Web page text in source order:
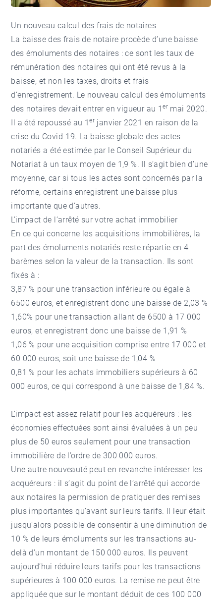
Un nouveau calcul des frais de notaires
La baisse des frais de notaire procède d’une baisse
desémoluments des notaires : ce sont les taux de
rémunération des notaires qui ont été revus à la
baisse, et non les taxes, droits et frais
d’enregistrement. Le nouveau calcul des émoluments
des notaires devait entrer en vigueur au 1er mai 2020.
Il a été repoussé au 1er janvier 2021 en raison de la
crise du Covid-19. La baisse globale des actes
notariés a été estimée par le Conseil Supérieur du
Notariat à un taux moyen de 1,9 %. Il s’agit bien d’une
moyenne, car si tous les actes sont concernés par la
réforme, certains enregistrent une baisse plus
importante que d’autres.
L’impact de l’arrêté sur votre achat immobilier
En ce qui concerne les acquisitions immobilières, la
part des émoluments notariés reste répartie en 4
barèmes selon la valeur de la transaction. Ils sont
fixés à :
3,87 % pour une transaction inférieure ou égale à
6500 euros, et enregistrent donc une baisse de 2,03 %
1,60% pour une transaction allant de 6500 à 17 000
euros, et enregistrent donc une baisse de 1,91 %
1,06 % pour une acquisition comprise entre 17 000 et
60 000 euros, soit une baisse de 1,04 %
0,81 % pour les achats immobiliers supérieurs à 60
000 euros, ce qui correspond à une baisse de 1,84 %.
L’impact est assez relatif pour les acquéreurs : les
économies effectuées sont ainsi évaluées à un peu
plus de 50 euros seulement pour une transaction
immobilière de l’ordre de 300 000 euros.
Une autre nouveauté peut en revanche intéresser les
acquéreurs : il s’agit du point de l’arrêté qui accorde
aux notaires la permission de pratiquer des remises
plus importantes qu’avant sur leurs tarifs. Il leur était
jusqu’alors possible de consentir à une diminution de
10 % de leurs émoluments sur les transactions au-
delà d’un montant de 150 000 euros. Ils peuvent
aujourd’hui réduire leurs tarifs pour les transactions
supérieures à 100 000 euros. La remise ne peut être
appliquée que sur le montant déduit de ces 100 000